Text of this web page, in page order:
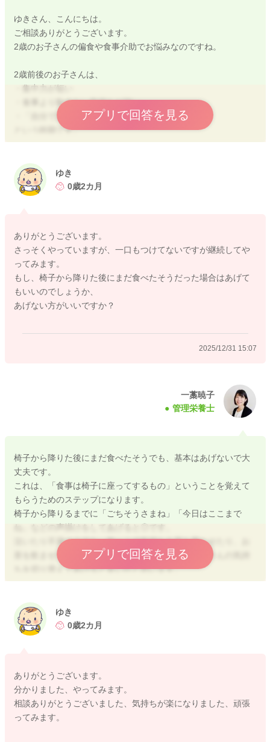
ゆきさん、こんにちは。
ご相談ありがとうございます。
2歳のお子さんの偏食や食事介助でお悩みなのですね。
2歳前後のお子さんは、
・集中力が短い
・食事より動きたい気持ちが強い
・「自分で決めたい」という自我がぐっと強くなる
という時期です。
毎食立ち上がったり、途中で食べなくなるのは珍しいことでは
また、一時保育では一人で食べられているとのことなので、
野菜とたんぱく質を食べられているなら、十分頑張れています
よ。
炭水化物を食べないのは、よくある自己主張のひとつだと考え
られます。
中華麺を半玉前後食べられたなら、それで十分な量です。
「目安量を毎回食べさせなければ」と思わなくて大丈夫です
また、追いかけてまで食べさせる必要はありません。
・立ち上がったら「ごちそうさま」で切り上げる
・座っている間だけが「ごはんの時間」とする
最初は食べる量が減ることもありますが、「食事は座って食べ
るもの」という経験を積む方が、長い目で見て大切です。
2歳でも『手づかみ中心・介助あり』はよくあります。
外で一人で食べられているなら、発達としては問題ありませ
ワンオペで、作って、食べさせて、追いかけて…となると、イ
今は少し肩の力を抜いて、「今日はここまで」で終わらせて大
丈夫です。
お子さんはきちんと育っていますし、お母さんも十分すぎるほ
またお困りの際にはご相談ください。
どうぞよろしくお願いいたします。
アプリで回答を見る
ゆき
0歳2カ月
ありがとうございます。
さっそくやっていますが、一口もつけてないですが継続してや
ってみます。
もし、椅子から降りた後にまだ食べたそうだった場合はあげて
もいいのでしょうか、
あげない方がいいですか？
2025/12/31 15:07
一藁暁子
管理栄養士
椅子から降りた後にまだ食べたそうでも、基本はあげないで大
丈夫です。
これは、「食事は椅子に座ってするもの」ということを覚えて
もらうためのステップになります。
椅子から降りるまでに「ごちそうさまね」「今日はここまで
ね」などの声掛けをしてあげると◎です。
泣いたり不満そうでも、抱っこで気持ちを落ち着かせたり、お
茶を飲ませたり、遊びにシフトするなどして、お子さんの気持
ちを切り替えてあげると良いかと思います。
どうぞよろしくお願いいたします。
アプリで回答を見る
ゆき
0歳2カ月
ありがとうございます。
分かりました、やってみます。
相談ありがとうございました、気持ちが楽になりました、頑張
ってみます。